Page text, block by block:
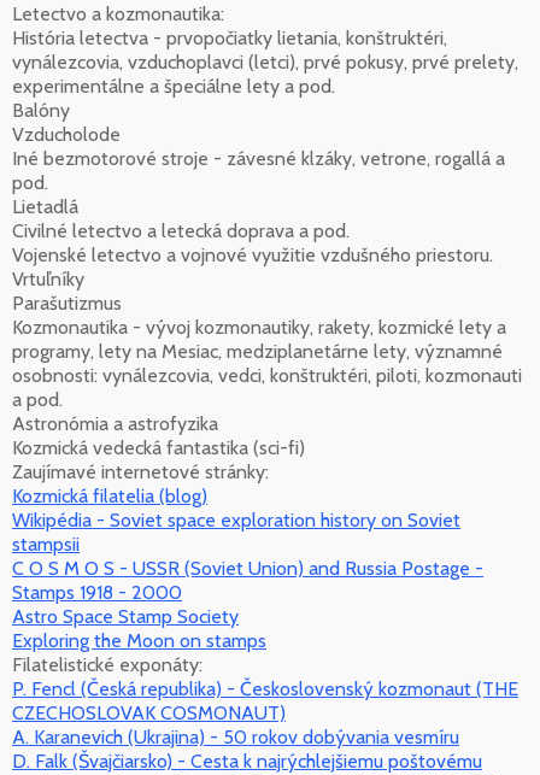
Letectvo a kozmonautika:
História letectva - prvopočiatky lietania, konštruktéri,
vynálezcovia, vzduchoplavci (letci), prvé pokusy, prvé prelety,
experimentálne a špeciálne lety a pod.
Balóny
Vzducholode
Iné bezmotorové stroje - závesné klzáky, vetrone, rogallá a
pod.
Lietadlá
Civilné letectvo a letecká doprava a pod.
Vojenské letectvo a vojnové využitie vzdušného priestoru.
Vrtuľníky
Parašutizmus
Kozmonautika - vývoj kozmonautiky, rakety, kozmické lety a
programy, lety na Mesiac, medziplanetárne lety, významné
osobnosti: vynálezcovia, vedci, konštruktéri, piloti, kozmonauti
a pod.
Astronómia a astrofyzika
Kozmická vedecká fantastika (sci-fi)
Zaujímavé internetové stránky:
Kozmická filatelia (blog)
Wikipédia - Soviet space exploration history on Soviet
stampsii
C O S M O S - USSR (Soviet Union) and Russia Postage -
Stamps 1918 - 2000
Astro Space Stamp Society
Exploring the Moon on stamps
Filatelistické exponáty:
P. Fencl (Česká republika) - Československý kozmonaut (THE
CZECHOSLOVAK COSMONAUT)
A. Karanevich (Ukrajina) - 50 rokov dobývania vesmíru
D. Falk (Švajčiarsko) - Cesta k najrýchlejšiemu poštovému